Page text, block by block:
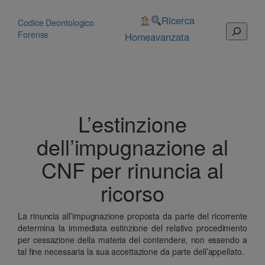
contenuto
Codice Deontologico
Forense
Home
Ricerca
avanzata
Cerca
L’estinzione
dell’impugnazione al
CNF per rinuncia al
ricorso
La rinuncia all’impugnazione proposta da parte del ricorrente
determina la immediata estinzione del relativo procedimento
per cessazione della materia del contendere, non essendo a
tal fine necessaria la sua accettazione da parte dell’appellato.